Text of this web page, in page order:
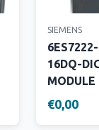
SIEMENS
16DQ-
MODULE
€0,00